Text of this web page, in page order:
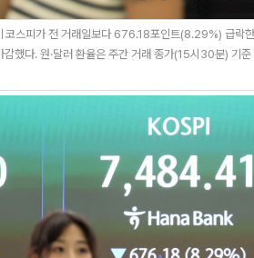
스피가 전 거래일보다 676.18포인트(8.29%) 급락
했다. 원·달러 환율은 주간 거래 종가(15시30분) 기